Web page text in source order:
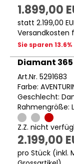
1.899,00
statt 2.199,00
Versandkosten
Sie sparen 13.6%
Diamant
Art.Nr. 5291683
Farbe:
Geschlecht:
Rahmengröße: L
Z.Z. nicht
2.199,00
pro Stück (inkl.